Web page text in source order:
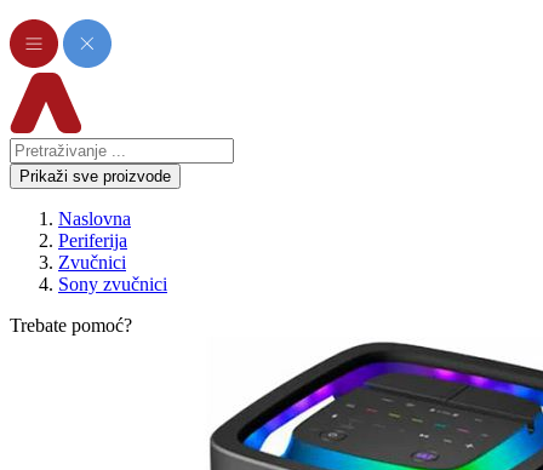
Prikaži sve proizvode
Naslovna
Periferija
Zvučnici
Sony zvučnici
Trebate pomoć?